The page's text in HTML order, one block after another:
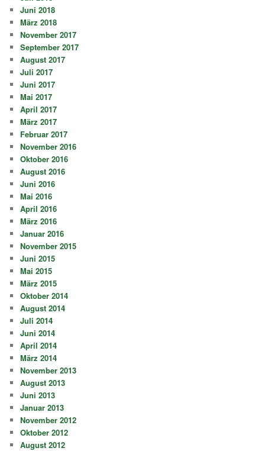
Juni 2018
März 2018
November 2017
September 2017
August 2017
Juli 2017
Juni 2017
Mai 2017
April 2017
März 2017
Februar 2017
November 2016
Oktober 2016
August 2016
Juni 2016
Mai 2016
April 2016
März 2016
Januar 2016
November 2015
Juni 2015
Mai 2015
März 2015
Oktober 2014
August 2014
Juli 2014
Juni 2014
April 2014
März 2014
November 2013
August 2013
Juni 2013
Januar 2013
November 2012
Oktober 2012
August 2012